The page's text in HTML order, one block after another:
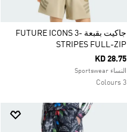
جاكيت بقبعة FUTURE ICONS 3-
STRIPES FULL-ZIP
KD 28.75
النساء Sportswear
3 Colours